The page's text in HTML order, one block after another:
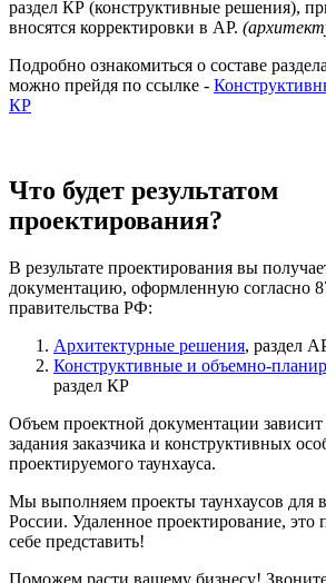
раздел КР (конструктивные решения),
вносятся корректировки в АР.
Подробно ознакомиться о составе
можно прейдя по ссылке -
КР
Что будет результатом
проектирования?
В результате проектирования вы
документацию, оформленную согласно
правительства РФ:
Архитектурные решения, раздел
Конструктивные и объемно-
раздел КР
Объем проектной документации зависит
задания заказчика и конструктивных
проектируемого таунхауса.
Мы выполняем проекты таунхаусов для
России. Удаленное проектирование,
себе представить!
Поможем расти вашему бизнесу!